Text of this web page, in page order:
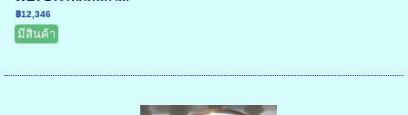
฿12,346
มีสินค้า